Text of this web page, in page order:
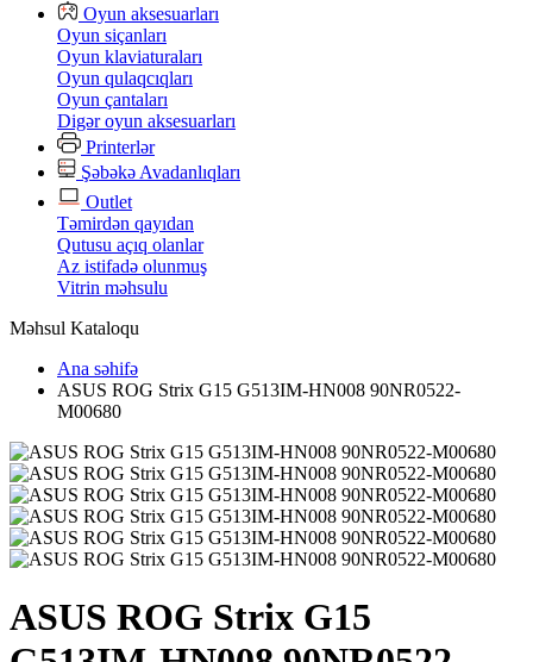
Oyun aksesuarları
Oyun siçanları
Oyun klaviaturaları
Oyun qulaqcıqları
Oyun çantaları
Digər oyun aksesuarları
Printerlər
Şəbəkə Avadanlıqları
Outlet
Təmirdən qayıdan
Qutusu açıq olanlar
Az istifadə olunmuş
Vitrin məhsulu
Məhsul Kataloqu
Ana səhifə
ASUS ROG Strix G15 G513IM-HN008 90NR0522-
M00680
ASUS ROG Strix G15